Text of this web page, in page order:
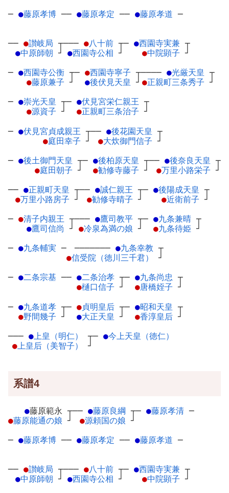
─ ●藤原孝博 ── ●藤原孝定 ── ●藤原孝道 ─
── ●讃岐局 ┬
●中原師朝 ┘
─── ●八十前 ┬
●西園寺公相 ┘
─ ●西園寺実兼 ┬
●中院顕子 ┘
─ ●西園寺公衡 ┬
●藤原兼子 ┘
─ ●西園寺寧子 ┬
●後伏見天皇 ┘
──── ●光厳天皇 ┬
●正親町三条秀子 ┘
─ ●崇光天皇 ┬
●源資子 ┘
─ ●伏見宮栄仁親王 ┬
●正親町三条治子 ┘
─ ●伏見宮貞成親王 ┬
●庭田幸子 ┘
── ●後花園天皇 ┬
●大炊御門信子 ┘
─ ●後土御門天皇 ┬
●庭田朝子 ┘
─ ●後柏原天皇 ┬
●勧修寺藤子 ┘
── ●後奈良天皇 ┬
●万里小路栄子 ┘
── ●正親町天皇 ┬
●万里小路房子 ┘
── ●誠仁親王 ┬
●勧修寺晴子 ┘
─ ●後陽成天皇 ┬
●近衛前子 ┘
─ ●清子内親王 ┬
●鷹司信尚 ┘
─── ●鷹司教平 ┬
●冷泉為満の娘 ┘
─ ●九条兼晴 ┬
●九条待姫 ┘
─ ●九条輔実 ─ ─────── ●九条幸教 ┬
●信受院（徳川三千君） ┘
─ ●二条宗基 ── ●二条治孝 ┬
●樋口信子 ┘
─ ●九条尚忠 ┬
●唐橋姪子 ┘
─ ●九条道孝 ┬
●野間幾子 ┘
─ ●貞明皇后 ┬
●大正天皇 ┘
─ ●昭和天皇 ┬
●香淳皇后 ┘
─── ●上皇（明仁）
┬
●上皇后（美智子） ┘
─ ●今上天皇（徳仁）
系譜4
●藤原範永 ┬
●藤原能通の娘 ┘
── ●藤原良綱 ┬
●源頼国の娘 ┘
─ ●藤原孝清 ─
─ ●藤原孝博 ── ●藤原孝定 ── ●藤原孝道 ─
── ●讃岐局 ┬
●中原師朝 ┘
─── ●八十前 ┬
●西園寺公相 ┘
─ ●西園寺実兼 ┬
●中院顕子 ┘